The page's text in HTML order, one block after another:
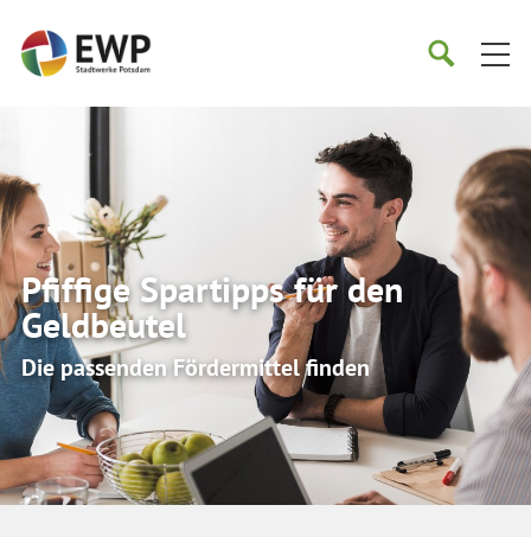
Startseite
SucheSuche
Pfiffige Spartipps für den
Geldbeutel
Die passenden Fördermittel finden